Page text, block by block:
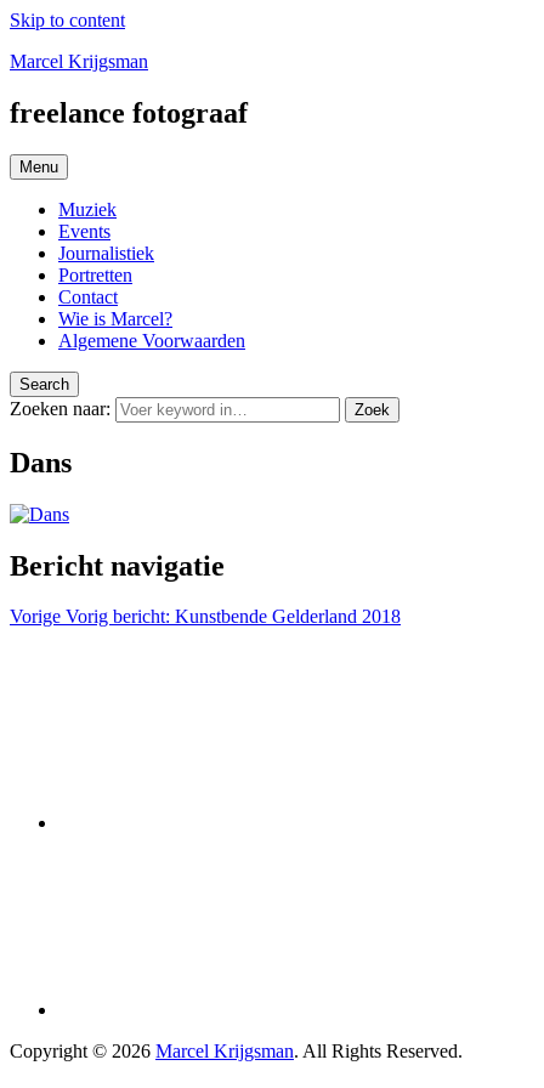
Skip to content
Marcel Krijgsman
freelance fotograaf
Menu
Muziek
Events
Journalistiek
Portretten
Contact
Wie is Marcel?
Algemene Voorwaarden
Search
Zoeken naar: Zoek
Dans
Bericht navigatie
Vorige Vorig bericht: Kunstbende Gelderland 2018
Copyright © 2026 Marcel Krijgsman. All Rights Reserved.